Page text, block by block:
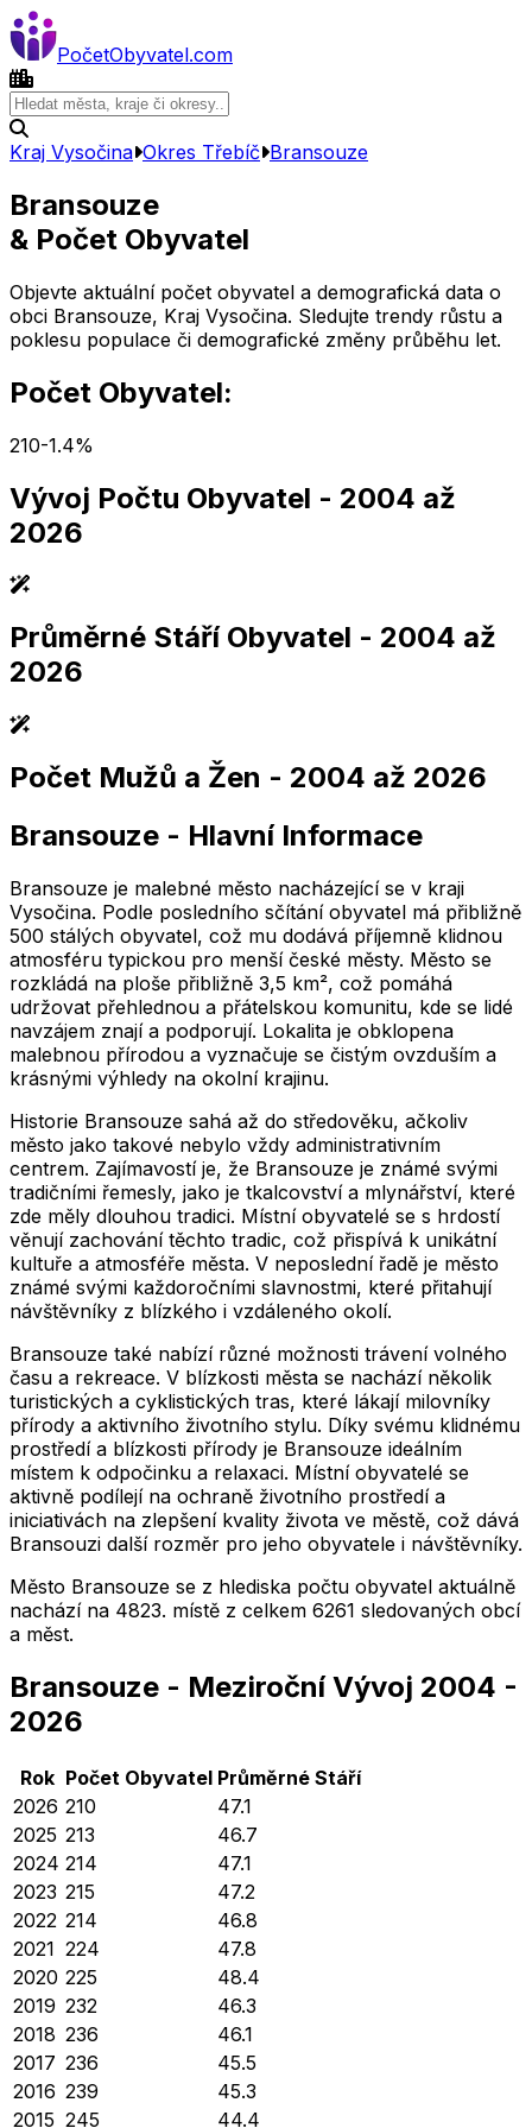
PočetObyvatel.com
Kraj Vysočina Okres Třebíč Bransouze
Bransouze
& Počet Obyvatel
Objevte aktuální počet obyvatel a demografická data o
obci Bransouze, Kraj Vysočina. Sledujte trendy růstu a
poklesu populace či demografické změny průběhu let.
Počet Obyvatel:
210-1.4%
Vývoj Počtu Obyvatel - 2004 až
2026
2,005 2,010 2,015 2,020 2,025
2,005 2,010 2,015 2,020 2,025
Průměrné Stáří Obyvatel - 2004 až
2026
2,005 2,010 2,015 2,020 2,025
2,005 2,010 2,015 2,020 2,025
Počet Mužů a Žen - 2004 až 2026
Bransouze - Hlavní Informace
Bransouze je malebné město nacházející se v kraji
Vysočina. Podle posledního sčítání obyvatel má přibližně
500 stálých obyvatel, což mu dodává příjemně klidnou
atmosféru typickou pro menší české městy. Město se
rozkládá na ploše přibližně 3,5 km², což pomáhá
udržovat přehlednou a přátelskou komunitu, kde se lidé
navzájem znají a podporují. Lokalita je obklopena
malebnou přírodou a vyznačuje se čistým ovzduším a
krásnými výhledy na okolní krajinu.
Historie Bransouze sahá až do středověku, ačkoliv
město jako takové nebylo vždy administrativním
centrem. Zajímavostí je, že Bransouze je známé svými
tradičními řemesly, jako je tkalcovství a mlynářství, které
zde měly dlouhou tradici. Místní obyvatelé se s hrdostí
věnují zachování těchto tradic, což přispívá k unikátní
kultuře a atmosféře města. V neposlední řadě je město
známé svými každoročními slavnostmi, které přitahují
návštěvníky z blízkého i vzdáleného okolí.
Bransouze také nabízí různé možnosti trávení volného
času a rekreace. V blízkosti města se nachází několik
turistických a cyklistických tras, které lákají milovníky
přírody a aktivního životního stylu. Díky svému klidnému
prostředí a blízkosti přírody je Bransouze ideálním
místem k odpočinku a relaxaci. Místní obyvatelé se
aktivně podílejí na ochraně životního prostředí a
iniciativách na zlepšení kvality života ve městě, což dává
Bransouzi další rozměr pro jeho obyvatele i návštěvníky.
Město Bransouze se z hlediska počtu obyvatel aktuálně
nachází na 4823. místě z celkem 6261 sledovaných obcí
a měst.
Bransouze - Meziroční Vývoj 2004 -
2026
Rok Počet Obyvatel Průměrné Stáří
2026 210
47.1
2025 213
46.7
2024 214
47.1
2023 215
47.2
2022 214
46.8
2021 224
47.8
2020 225
48.4
2019 232
46.3
2018 236
46.1
2017 236
45.5
2016 239
45.3
2015 245 44.4